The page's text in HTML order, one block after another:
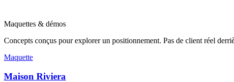
Maquettes & démos
Concepts conçus pour explorer un positionnement. Pas de client réel
Maquette
Maison Riviera